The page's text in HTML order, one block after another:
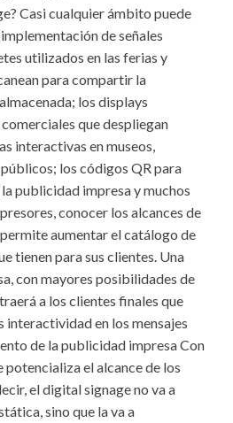
Casi cualquier ámbito puede
de señales
utilizados en las ferias y
para compartir la
los displays
que despliegan
interactivas en museos,
los códigos QR para
publicidad impresa y muchos
conocer los alcances de
aumentar el catálogo de
tienen para sus clientes. Una
con mayores posibilidades de
a los clientes finales que
interactividad en los mensajes
de la publicidad impresa Con
potencializa el alcance de los
el digital signage no va a
sino que la va a